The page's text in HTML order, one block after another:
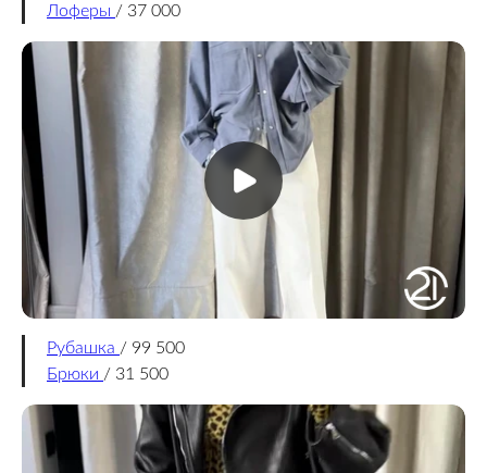
Лоферы / 37 000
Рубашка / 99 500
Брюки / 31 500